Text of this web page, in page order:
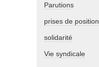
Parutions
prises de position
solidarité
Vie syndicale